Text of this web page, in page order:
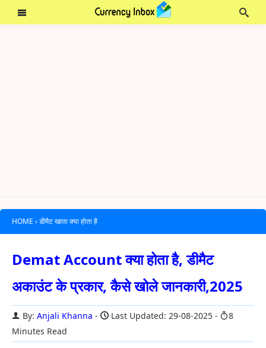
HOME › डीमैट खाता क्या होता है
Demat Account क्या होता है, डीमैट
अकाउंट के प्रकार, कैसे खोले जानकारी,2025
By: Anjali Khanna Last Updated: 29-08-2025
8
Minutes Read